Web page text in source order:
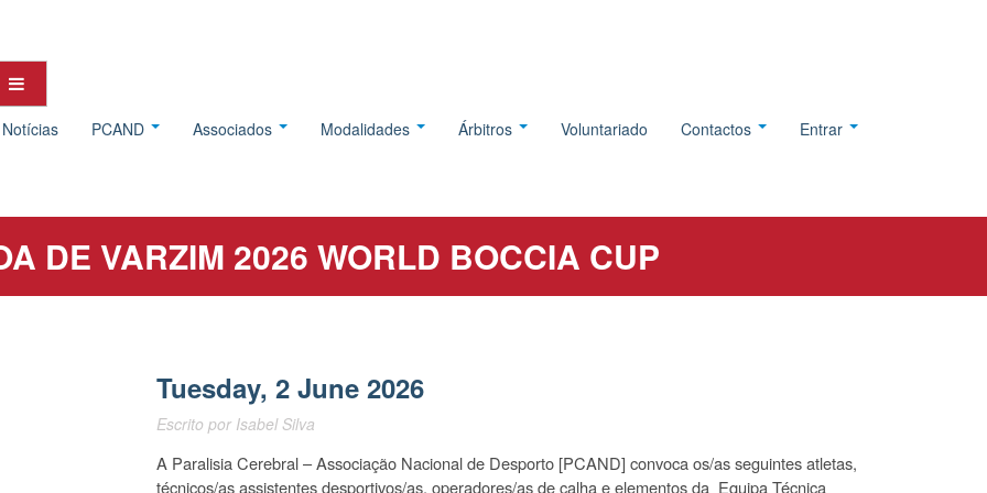
Notícias PCAND Associados Modalidades Árbitros Voluntariado Contactos Entrar
DE VARZIM 2026 WORLD BOCCIA CUP
Tuesday, 2 June 2026
Escrito por Isabel Silva
A Paralisia Cerebral – Associação Nacional de Desporto [PCAND] convoca os/as seguintes atletas,
técnicos/as assistentes desportivos/as, operadores/as de calha e elementos da Equipa Técnica